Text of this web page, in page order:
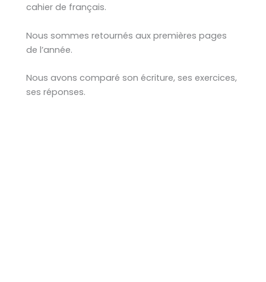
cahier de français.
Nous sommes retournés aux premières pages
de l’année.
Nous avons comparé son écriture, ses exercices,
ses réponses.